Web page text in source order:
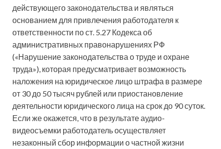
действующего законодательства и являться
основанием для привлечения работодателя к
ответственности по ст. 5.27 Кодекса об
административных правонарушениях РФ
(«Нарушение законодательства о труде и охране
труда»), которая предусматривает возможность
наложения на юридическое лицо штрафа в размере
от 30 до 50 тысяч рублей или приостановление
деятельности юридического лица на срок до 90 суток.
Если же окажется, что в результате аудио-
видеосъемки работодатель осуществляет
незаконный сбор информации о частной жизни